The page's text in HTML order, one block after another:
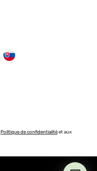
Politique de confidentialitéet aux